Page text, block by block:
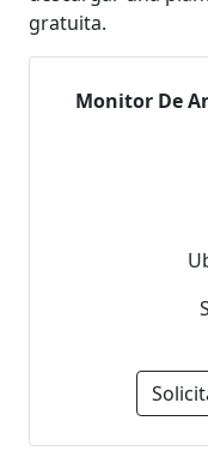
gratuita.
Monitor De